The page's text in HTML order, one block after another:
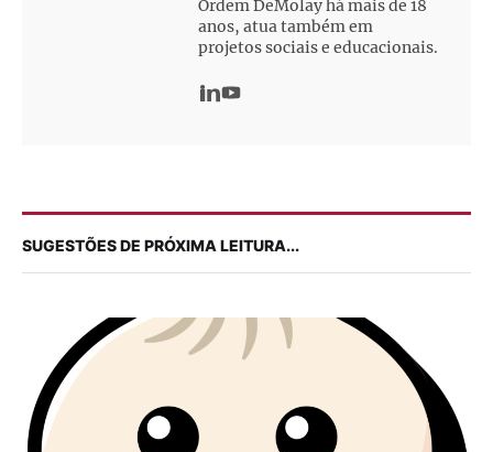
Ordem DeMolay há mais de 18
anos, atua também em
projetos sociais e educacionais.
SUGESTÕES DE PRÓXIMA LEITURA...